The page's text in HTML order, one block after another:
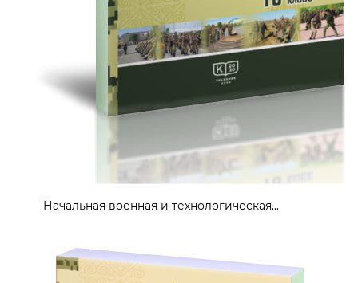
Начальная военная и технологическая...